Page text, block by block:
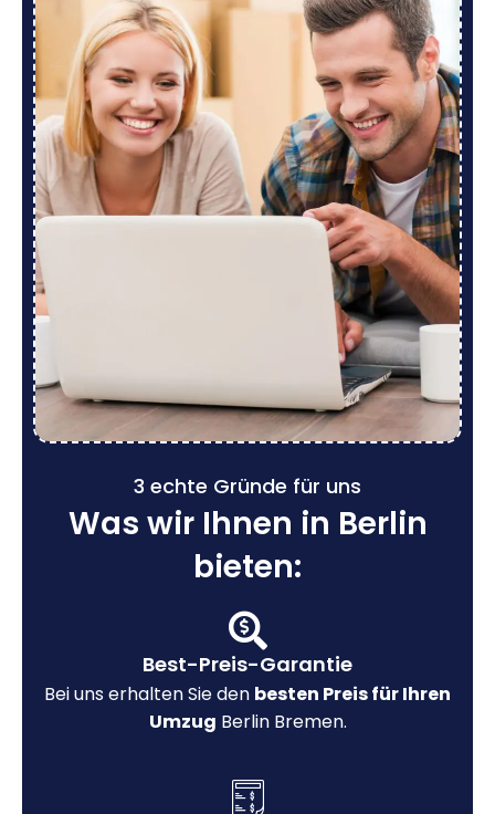
3 echte Gründe für uns
Was wir Ihnen in Berlin
bieten:
Best-Preis-Garantie
Bei uns erhalten Sie den besten Preis für Ihren
Umzug Berlin Bremen.